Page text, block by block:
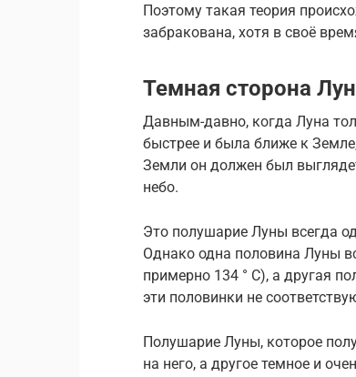
Поэтому такая теория
забракована, хотя в своё
Темная сторона
Давным-давно, когда Луна
быстрее и была ближе к
Земли он должен был
небо.
Это полушарие Луны всегда
Однако одна половина Луны
примерно 134 ° C), а другая
эти половинки не
Полушарие Луны, которое
на него, а другое темное и